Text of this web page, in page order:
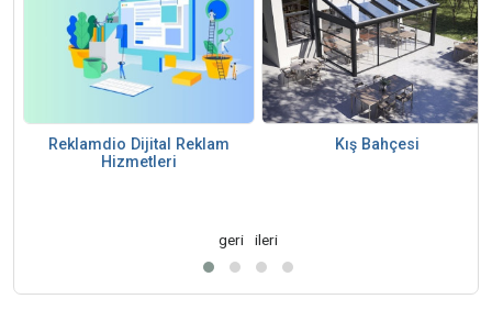
Reklamdio Dijital Reklam
Hizmetleri
Kış Bahçesi
geri ileri